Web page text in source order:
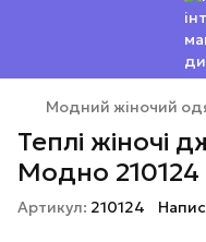
Модний жіночий
Теплі жіночі
Модно 210124
Артикул: 210124